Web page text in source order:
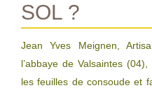
SOL ?
Jean Yves Meignen,
l’abbaye de Valsaintes
les feuilles de consoude et